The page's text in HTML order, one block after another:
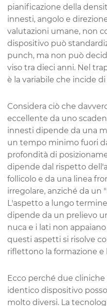
pianificazione della
innesti, angolo e
valutazioni umane, non
dispositivo può
punch, ma non può
viso tra dieci anni. Nel
è la variabile che incide
Considera ciò che
eccellente da uno
innesti dipende da una
un tempo minimo fuori
profondità di
dipende dal rispetto
follicolo e da una linea
irregolare, anziché da un
L'aspetto a lungo
dipende da un prelievo
nuca e i lati non
questi aspetti si risolve
riflettono la formazione e
Ecco perché due
identico dispositivo
molto diversi. La